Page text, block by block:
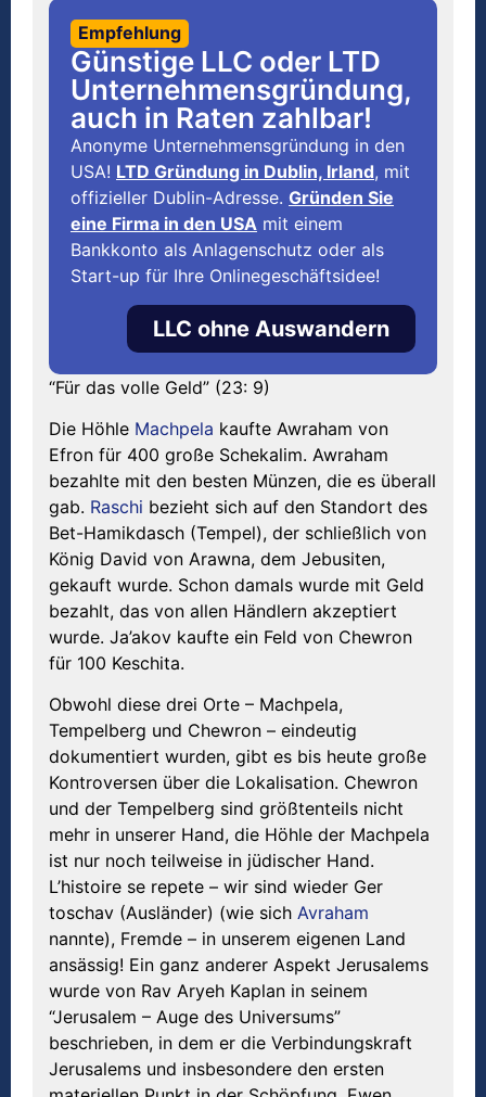
Empfehlung
Günstige LLC oder LTD
Unternehmensgründung,
auch in Raten zahlbar!
Anonyme Unternehmensgründung in den
USA! LTD Gründung in Dublin, Irland, mit
offizieller Dublin-Adresse. Gründen Sie
eine Firma in den USA mit einem
Bankkonto als Anlagenschutz oder als
Start-up für Ihre Onlinegeschäftsidee!
LLC ohne Auswandern
“Für das volle Geld” (23: 9)
Die Höhle Machpela kaufte Awraham von
Efron für 400 große Schekalim. Awraham
bezahlte mit den besten Münzen, die es überall
gab. Raschi bezieht sich auf den Standort des
Bet-Hamikdasch (Tempel), der schließlich von
König David von Arawna, dem Jebusiten,
gekauft wurde. Schon damals wurde mit Geld
bezahlt, das von allen Händlern akzeptiert
wurde. Ja’akov kaufte ein Feld von Chewron
für 100 Keschita.
Obwohl diese drei Orte – Machpela,
Tempelberg und Chewron – eindeutig
dokumentiert wurden, gibt es bis heute große
Kontroversen über die Lokalisation. Chewron
und der Tempelberg sind größtenteils nicht
mehr in unserer Hand, die Höhle der Machpela
ist nur noch teilweise in jüdischer Hand.
L’histoire se repete – wir sind wieder Ger
toschav (Ausländer) (wie sich Avraham
nannte), Fremde – in unserem eigenen Land
ansässig! Ein ganz anderer Aspekt Jerusalems
wurde von Rav Aryeh Kaplan in seinem
“Jerusalem – Auge des Universums”
beschrieben, in dem er die Verbindungskraft
Jerusalems und insbesondere den ersten